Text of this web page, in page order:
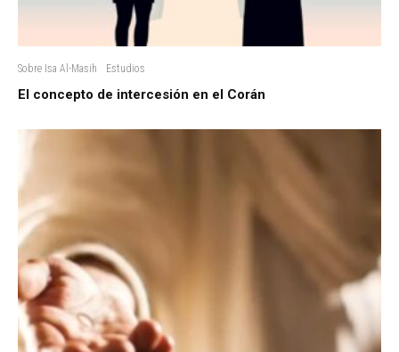
Sobre Isa Al-Masih Estudios
El concepto de intercesión en el Corán